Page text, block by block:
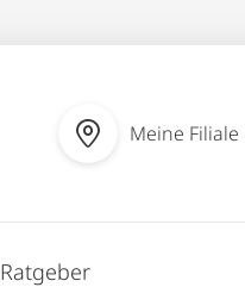
Meine Filiale
Ratgeber